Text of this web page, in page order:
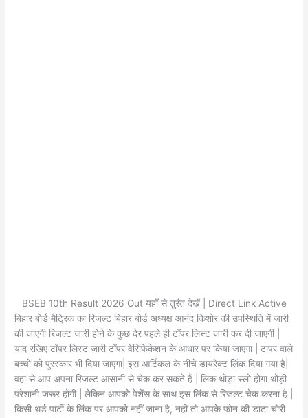
BSEB 10th Result 2026 Out यहाँ से तुरंत देखें | Direct Link Active
बिहार बोर्ड मैट्रिक का रिजल्ट बिहार बोर्ड अध्यक्ष आनंद किशोर की उपस्थिति में जारी
की जाएगी रिजल्ट जारी होने के कुछ देर पहले ही टॉपर लिस्ट जारी कर दी जाएगी |
याद रखिए टॉपर लिस्ट जारी टॉपर वेरिफिकेशन के आधार पर किया जाएगा | टापर वाले
बच्चों को पुरस्कार भी दिया जाएगा| इस आर्टिकल के नीचे डायरेक्ट लिंक दिया गया है|
वहां से आप अपना रिजल्ट आसानी से चेक कर सकते हैं | लिंक थोड़ा स्लो होगा थोड़ी
परेशानी जरूर होगी | लेकिन आपको पेशेंस के साथ इस लिंक से रिजल्ट चेक करना है |
किसी थर्ड पार्टी के लिंक पर आपको नहीं जाना है, नहीं तो आपके फोन की डाटा चोरी